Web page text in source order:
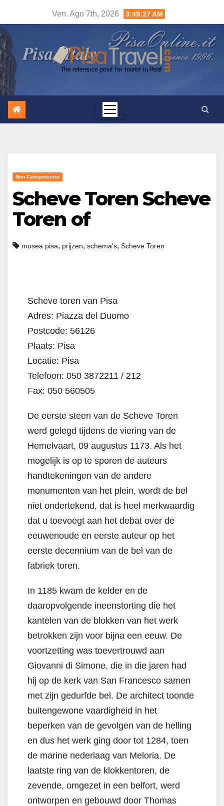
contenuto
Ven. Ago 7th, 2026 3:49:28 AM
Non Categorizzato
Scheve Toren Scheve
Toren of
musea pisa, prijzen, schema's, Scheve Toren
Scheve toren van Pisa
Adres: Piazza del Duomo
Postcode: 56126
Plaats: Pisa
Locatie: Pisa
Telefoon: 050 3872211 / 212
Fax: 050 560505
De eerste steen van de Scheve Toren
werd gelegd tijdens de viering van de
Hemelvaart, 09 augustus 1173. Als het
mogelijk is op te sporen de auteurs
handtekeningen van de andere
monumenten van het plein, wordt de bel
niet ondertekend, dat is heel merkwaardig
dat u toevoegt aan het debat over de
eeuwenoude en eerste auteur op het
eerste decennium van de bel van de
fabriek toren.
In 1185 kwam de kelder en de
daaropvolgende ineenstorting die het
kantelen van de blokken van het werk
betrokken zijn voor bijna een eeuw. De
voortzetting was toevertrouwd aan
Giovanni di Simone, die in die jaren had
hij op de kerk van San Francesco samen
met zijn gedurfde bel. De architect toonde
buitengewone vaardigheid in het
beperken van de gevolgen van de helling
en dus het werk ging door tot 1284, toen
de marine nederlaag van Meloria. De
laatste ring van de klokkentoren, de
zevende, omgezet in een belfort, werd
ontworpen en gebouwd door Thomas